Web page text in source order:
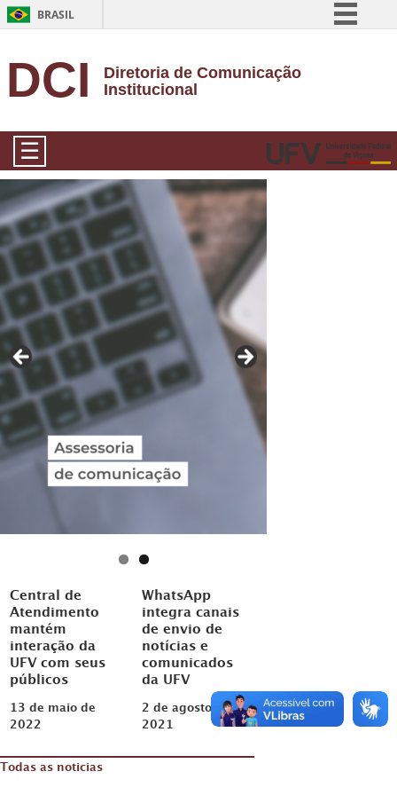
BRASIL
Comunica BR
Acesso à informação
Legislação
Canais
DCI
Diretoria de Comunicação
Institucional
☰
Central de
Atendimento
mantém
interação da
UFV com seus
públicos
13 de maio de
2022
WhatsApp
integra canais
de envio de
notícias e
comunicados
da UFV
2 de agosto de
2021
Todas as noticias